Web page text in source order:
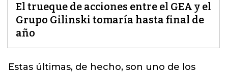
El trueque de acciones entre el GEA y el
Grupo Gilinski tomaría hasta final de
año
Estas últimas, de hecho, son uno de los